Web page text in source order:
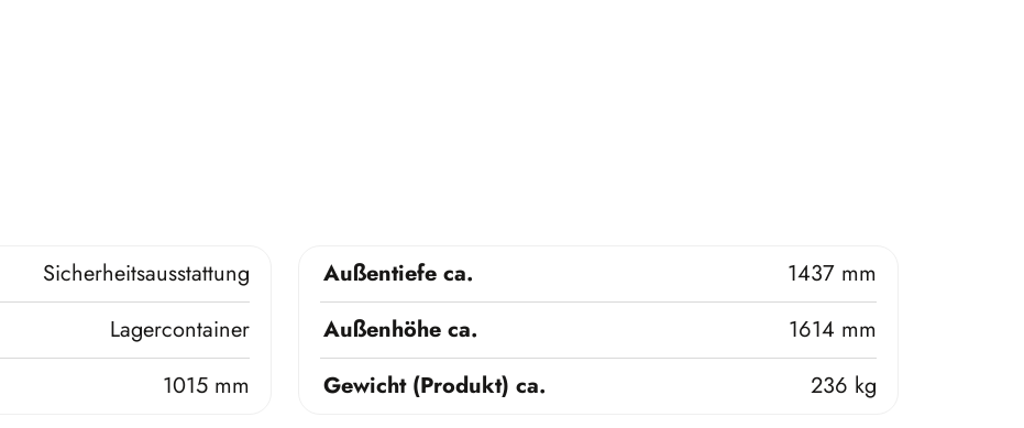
Sicherheitsausstattung
Lagercontainer
1015 mm
Außentiefe ca.
1437 mm
Außenhöhe ca.
1614 mm
Gewicht (Produkt) ca.
236 kg